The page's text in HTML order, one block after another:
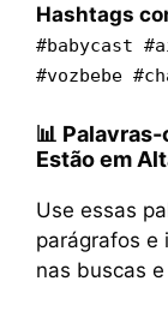
Hashtags
#babycast
#vozbebe
📊
Estão em
Use essas
parágrafos e
nas buscas